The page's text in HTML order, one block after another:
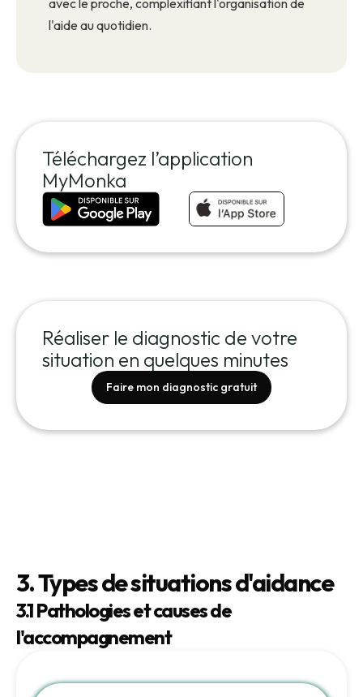
avec le proche, complexifiant l'organisation de
l'aide au quotidien.
Téléchargez l’application
MyMonka
Réaliser le diagnostic de votre
situation en quelques minutes
Faire mon diagnostic gratuit
3. Types de situations d'aidance
3.1 Pathologies et causes de
l'accompagnement